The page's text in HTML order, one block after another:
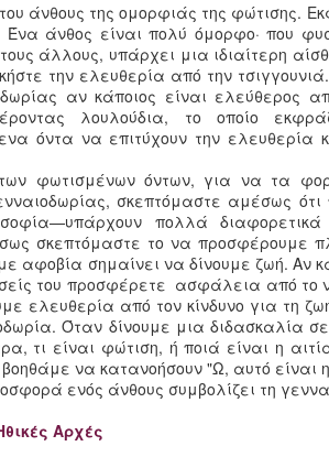
άνθους της ομορφιάς της φώτισης.
Ένα άνθος είναι πολύ όμορφο· που
άλλους, υπάρχει μια ιδιαίτερη
την ελευθερία από την
αν κάποιος είναι ελεύθερος
λουλούδια, το οποίο
όντα να επιτύχουν την ελευθερία
φωτισμένων όντων, για να τα
σκεπτόμαστε αμέσως
πολλά διαφορετικά
σκεπτόμαστε το να προσφέρουμε
αφοβία σημαίνει να δίνουμε ζωή. Αν
του προσφέρετε ασφάλεια από το
ελευθερία από τον κίνδυνο για τη
Όταν δίνουμε μια διδασκαλία
τι είναι φώτιση, ή ποιά είναι η
να κατανοήσουν "Ω, αυτό είναι
ενός άνθους συμβολίζει τη
Αρχές
Σάμαρ Ρίνποτσε
να βλέπεις
με τον Σάμαρ Ρίνποτσε στο
Κάγκιου Λινγκ στη Γαλλία, για το
περιοδικό του Κάρμα Κάγκιου
Νόρμπου Ρίνποτσε
΄Όνειρο και Χρόνος
μου εμφανίστηκε σαν ένα όνειρο,
που είναι σαν όνειρο.
μια διδασκαλία σαν ένα όνειρο,
να φτάσουν στη Φώτιση που είναι σαν
”.
στον απόλυτο φυσικό νου.
Μη
Για
που
On
Ο
στη
next
the
long
by
Part
Part
by
The